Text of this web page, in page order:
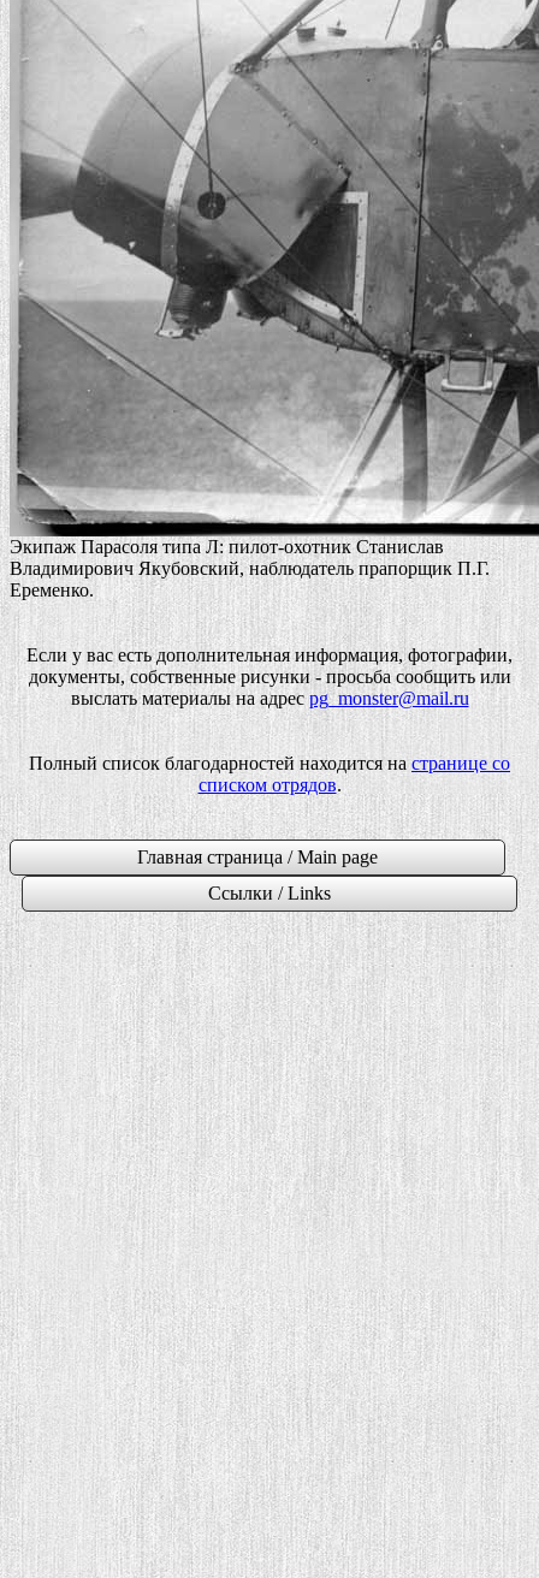
Экипаж Парасоля типа Л: пилот-охотник Станислав
Владимирович Якубовский, наблюдатель прапорщик П.Г.
Еременко.
Если у вас есть дополнительная информация, фотографии,
документы, собственные рисунки - просьба сообщить или
выслать материалы на адресpg_monster@mail.ru
Полный список благодарностей находится на странице со
списком отрядов.
Главная страница / Main page
Ссылки / Links